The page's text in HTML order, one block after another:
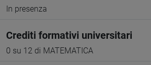
In presenza
Crediti formativi universitari
0 su 12 di MATEMATICA